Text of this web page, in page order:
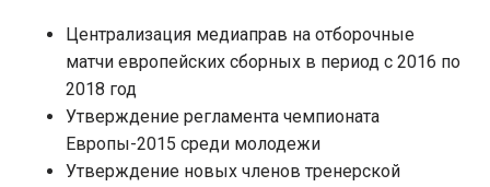
Централизация медиаправ на отборочные
матчи европейских сборных в период с 2016 по
2018 год
Утверждение регламента чемпионата
Европы-2015 среди молодежи
Утверждение новых членов тренерской